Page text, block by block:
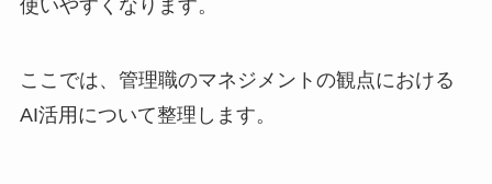
使いやすくなります。
ここでは、管理職のマネジメントの観点における
AI活用について整理します。